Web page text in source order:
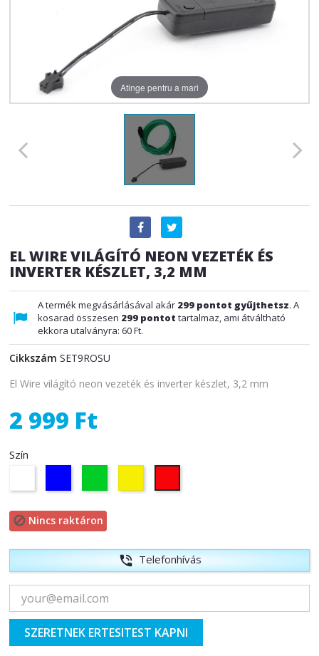
Atinge pentru a mari
EL WIRE VILÁGÍTÓ NEON VEZETÉK ÉS
INVERTER KÉSZLET, 3,2 MM
A termék megvásárlásával akár 299 pontot gyűjthetsz. A
kosarad összesen 299 pontot tartalmaz, ami átváltható
ekkora utalványra: 60 Ft.
Cikkszám SET9ROSU
El Wire világító neon vezeték és inverter készlet, 3,2 mm
2 999 Ft
Szín
Sárga
 Nincs raktáron
phone_in_talk Telefonhívás
SZERETNEK ERTESITEST KAPNI